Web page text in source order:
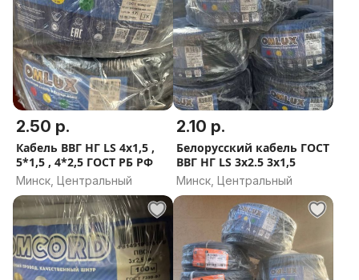
2.50 р.
Кабель ВВГ НГ LS 4х1,5 ,
5*1,5 , 4*2,5 ГОСТ РБ РФ
Минск, Центральный
2.10 р.
Белорусский кабель ГОСТ
ВВГ НГ LS 3х2.5 3х1,5
Минск, Центральный